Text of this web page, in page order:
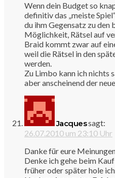
Wenn dein Budget so
definitiv das „meiste
du ihm Gegensatz zu den
Möglichkeit, Rätsel auf
Braid kommt zwar auf
weil die Rätsel in den
werden.
Zu Limbo kann ich nichts
aber anscheinend der
Jacquessagt:
26.07.2010 um 23:10 Uhr
Danke für eure
Denke ich gehe beim
früher oder später hole